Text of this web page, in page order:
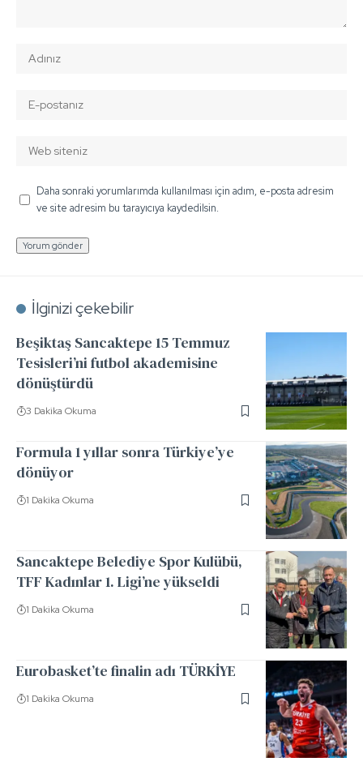
Daha sonraki yorumlarımda kullanılması için adım, e-posta adresim
ve site adresim bu tarayıcıya kaydedilsin.
İlginizi çekebilir
Beşiktaş Sancaktepe 15 Temmuz
Tesisleri’ni futbol akademisine
dönüştürdü
3 Dakika Okuma
Formula 1 yıllar sonra Türkiye’ye
dönüyor
1 Dakika Okuma
Sancaktepe Belediye Spor Kulübü,
TFF Kadınlar 1. Ligi’ne yükseldi
1 Dakika Okuma
Eurobasket’te finalin adı TÜRKİYE
1 Dakika Okuma